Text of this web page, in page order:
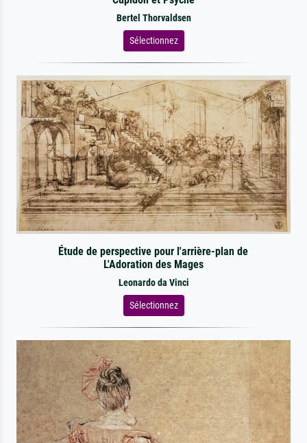
Bertel Thorvaldsen
Sélectionnez
Étude de perspective pour l'arrière-plan de
L'Adoration des Mages
Leonardo da Vinci
Sélectionnez